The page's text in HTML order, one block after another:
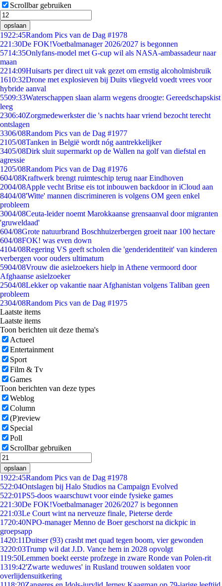
Scrollbar gebruiken
opslaan
1922:45Random Pics van de Dag #1978
221:30De FOK!Voetbalmanager 2026/2027 is begonnen
5714:35Onlyfans-model met G-cup wil als NASA-ambassadeur naar
maan
2214:09Huisarts per direct uit vak gezet om ernstig alcoholmisbruik
1610:32Drone met explosieven bij Duits vliegveld voedt vrees voor
hybride aanval
5509:33Waterschappen slaan alarm wegens droogte: Gereedschapskist
leeg
2306:40Zorgmedewerkster die 's nachts haar vriend bezocht terecht
ontslagen
3306/08Random Pics van de Dag #1977
2105/08Tanken in België wordt nóg aantrekkelijker
3405/08Dirk sluit supermarkt op de Wallen na golf van diefstal en
agressie
1205/08Random Pics van de Dag #1976
604/08Kraftwerk brengt ruimteschip terug naar Eindhoven
2004/08Apple vecht Britse eis tot inbouwen backdoor in iCloud aan
8404/08'Witte' mannen discrimineren is volgens OM geen enkel
probleem
3004/08Ceuta-leider noemt Marokkaanse grensaanval door migranten
'gruweldaad'
604/08Grote natuurbrand Boschhuizerbergen groeit naar 100 hectare
604/08FOK! was even down
4104/08Regering VS geeft scholen die 'genderidentiteit' van kinderen
verbergen voor ouders ultimatum
5904/08Vrouw die asielzoekers hielp in Athene vermoord door
Afghaanse asielzoeker
2504/08Lekker op vakantie naar Afghanistan volgens Taliban geen
probleem
2304/08Random Pics van de Dag #1975
Laatste items
Laatste items
Toon berichten uit deze thema's
Actueel
Entertainment
Sport
Film & Tv
Games
Toon berichten van deze types
Weblog
Column
(P)review
Special
Poll
Scrollbar gebruiken
opslaan
1922:45Random Pics van de Dag #1978
522:04Ontslagen bij Halo Studios na Campaign Evolved
522:01PS5-doos waarschuwt voor einde fysieke games
221:30De FOK!Voetbalmanager 2026/2027 is begonnen
221:03Le Court wint na nerveuze finale, Pieterse derde
1720:40NPO-manager Menno de Boer geschorst na dickpic in
groepsapp
1420:11Duitser (93) crasht met quad tegen boom, vier gewonden
3220:03Trump wil dat J.D. Vance hem in 2028 opvolgt
119:50Lemmen boekt eerste profzege in zware Ronde van Polen-rit
1319:42'Zwarte weduwes' in Rusland trouwen soldaten voor
overlijdensuitkering